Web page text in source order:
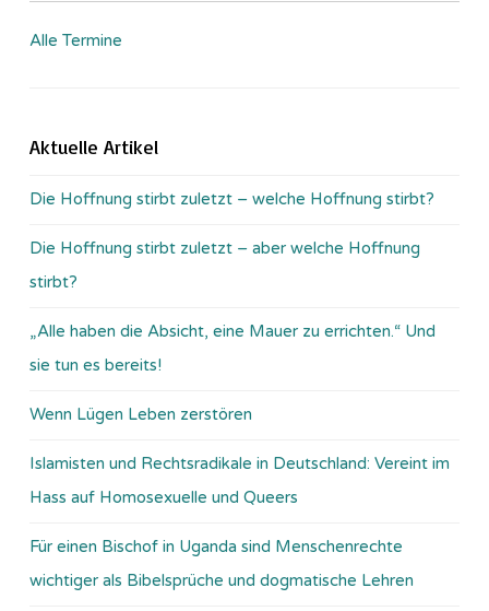
Alle Termine
Aktuelle Artikel
Die Hoffnung stirbt zuletzt – welche Hoffnung stirbt?
Die Hoffnung stirbt zuletzt – aber welche Hoffnung
stirbt?
„Alle haben die Absicht, eine Mauer zu errichten.“ Und
sie tun es bereits!
Wenn Lügen Leben zerstören
Islamisten und Rechtsradikale in Deutschland: Vereint im
Hass auf Homosexuelle und Queers
Für einen Bischof in Uganda sind Menschenrechte
wichtiger als Bibelsprüche und dogmatische Lehren